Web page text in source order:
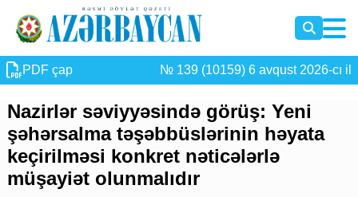
PDF çap № 139 (10159) 6 avqust 2026-cı il
Nazirlər səviyyəsində görüş: Yeni
şəhərsalma təşəbbüslərinin həyata
keçirilməsi konkret nəticələrlə
müşayiət olunmalıdır